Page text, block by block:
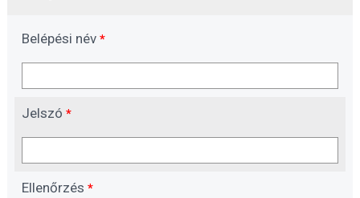
Belépési név *
Jelszó *
Ellenőrzés *